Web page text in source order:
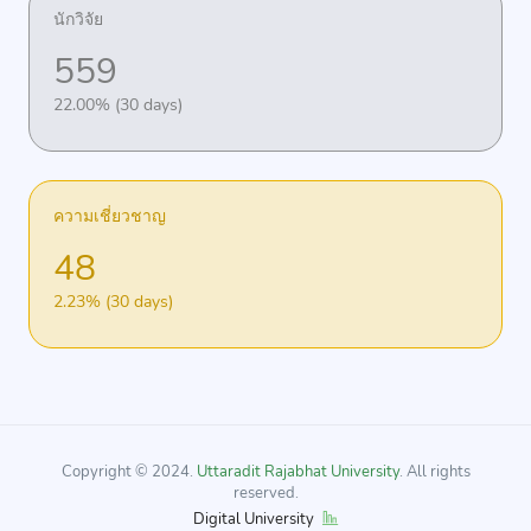
นักวิจัย
559
22.00% (30 days)
ความเชี่ยวชาญ
48
2.23% (30 days)
Copyright © 2024. Uttaradit Rajabhat University. All rights
reserved.
Digital University